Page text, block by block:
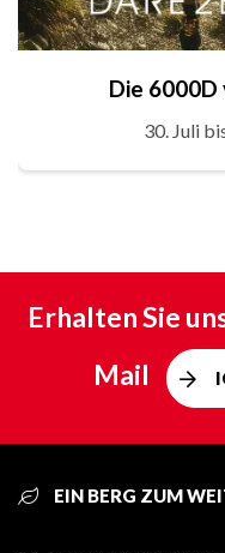
Die 6000D
30. Juli
Erhalten Sie
Mail
EIN BERG ZUM